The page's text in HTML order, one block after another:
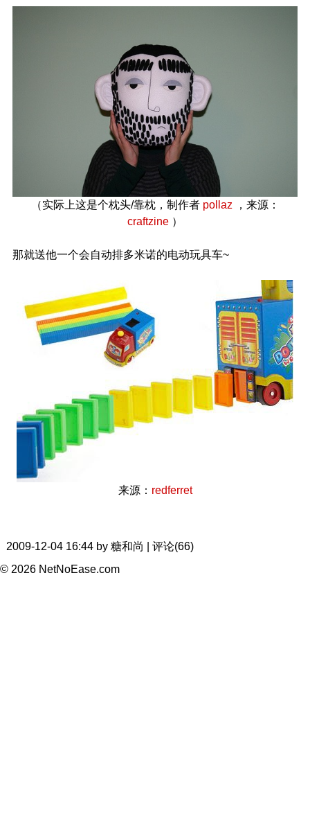
（实际上这是个枕头/靠枕，制作者 pollaz ，来源：
craftzine ）
那就送他一个会自动排多米诺的电动玩具车~
来源： redferret
2009-12-04 16:44 by 糖和尚 | 评论(66)
© 2026 NetNoEase.com